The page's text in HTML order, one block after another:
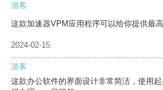
游客
这款加速器VPM应用程序可以给你提供最
2024-02-15
游客
这款办公软件的界面设计非常简洁，使用